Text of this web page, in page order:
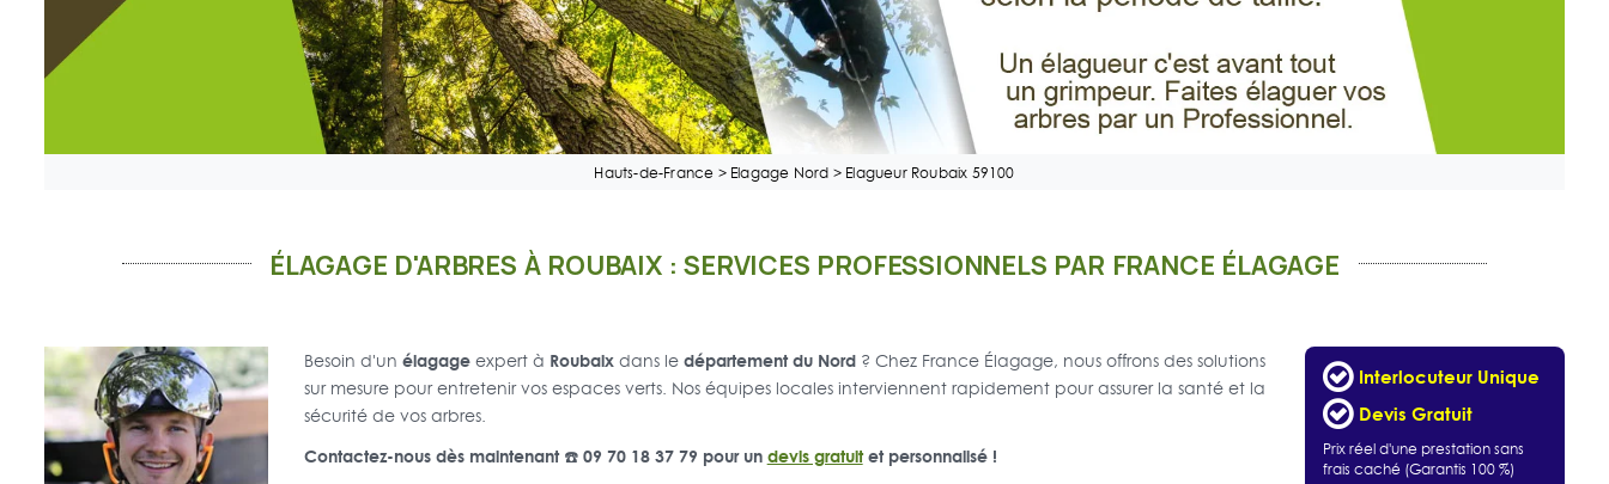
Hauts-de-France > Elagage Nord > Elagueur Roubaix 59100
ÉLAGAGE D'ARBRES À ROUBAIX : SERVICES PROFESSIONNELS PAR FRANCE ÉLAGAGE
Besoin d'un élagageexpert à Roubaixdans le département du Nord? Chez France Élagage, nous offrons des solutions
sur mesure pour entretenir vos espaces verts. Nos équipes locales interviennent rapidement pour assurer la santé et la
sécurité de vos arbres.
Contactez-nous dès maintenant ☎️ 09 70 18 37 79 pour undevis gratuitet personnalisé !
Interlocuteur Unique
Devis Gratuit
Prix réel d'une prestation sans
frais caché (Garantis 100 %)